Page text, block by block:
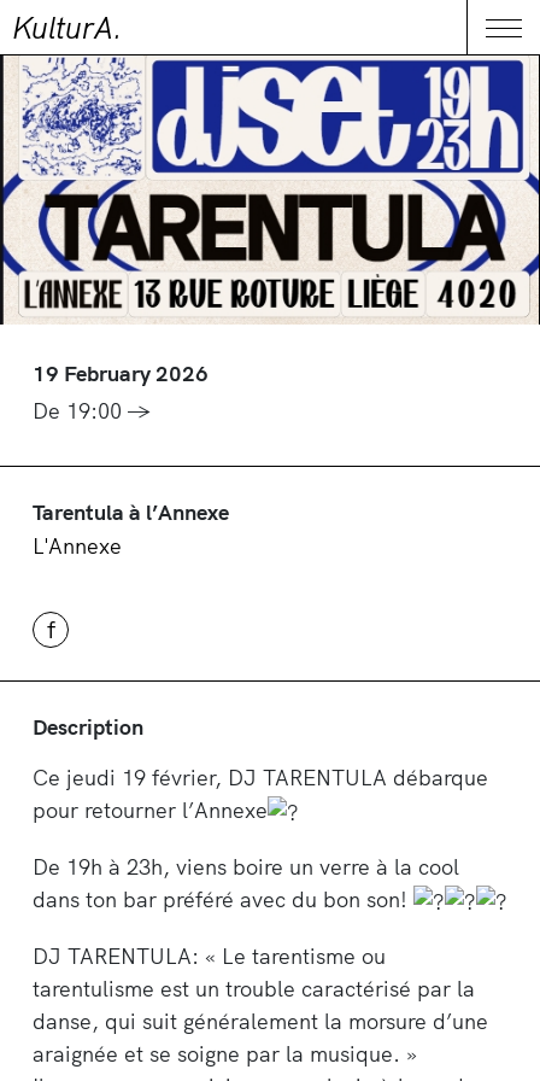
KulturA.
Tarentula à l’Annexe
L'Annexe
f
19 February 2026
De 19:00 →
Description
Ce jeudi 19 février, DJ TARENTULA débarque
pour retourner l’Annexe
De 19h à 23h, viens boire un verre à la cool
dans ton bar préféré avec du bon son!
DJ TARENTULA: « Le tarentisme ou
tarentulisme est un trouble caractérisé par la
danse, qui suit généralement la morsure d’une
araignée et se soigne par la musique. »